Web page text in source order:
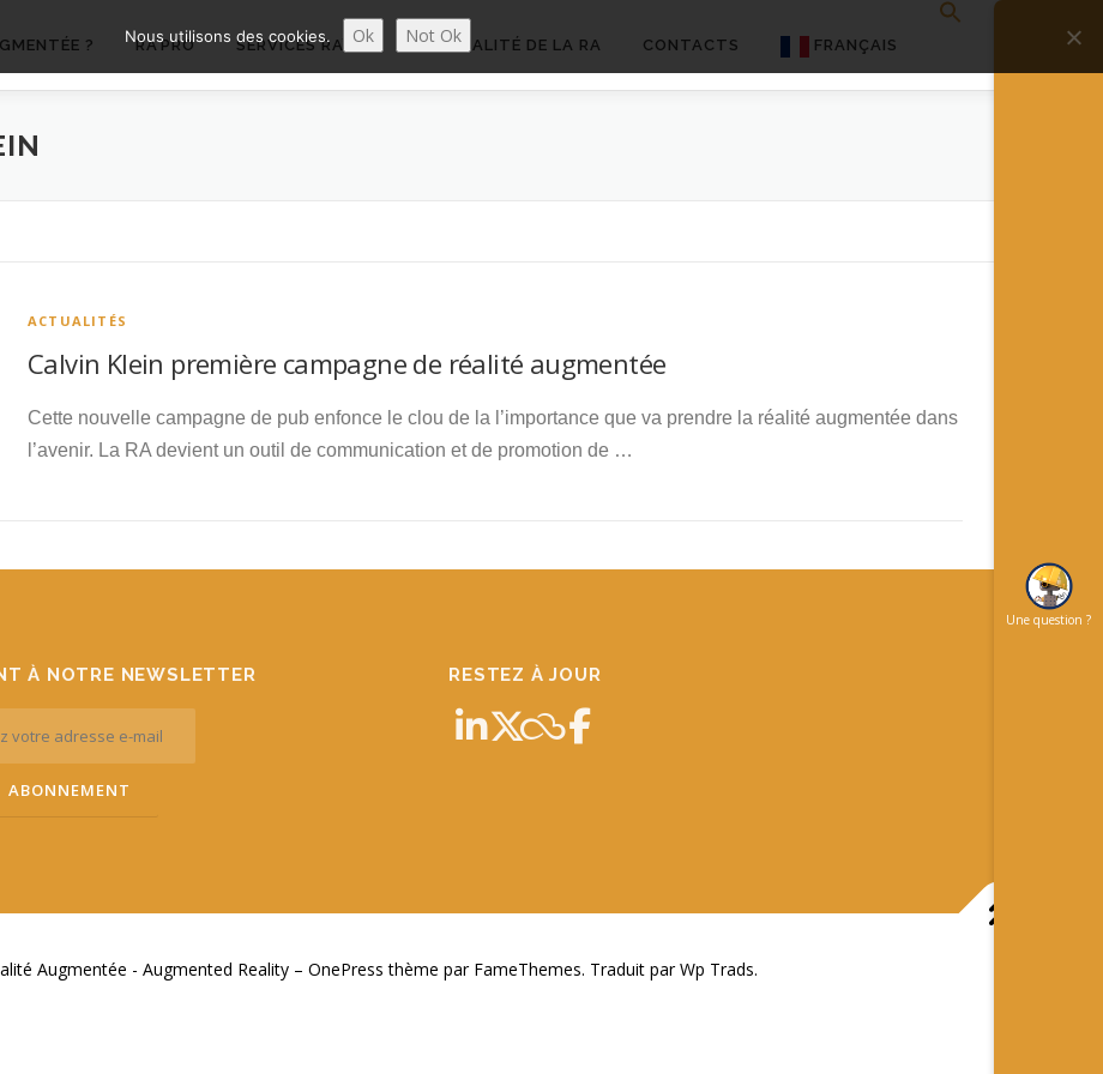
? RA’PRO SERVICES RA’PRO ACTUALITÉ DE LA RA CONTACTS FRANÇAIS
ACTUALITÉS
Calvin Klein première campagne de réalité augmentée
Cette nouvelle campagne de pub enfonce le clou de la l’importance que va prendre la réalité augmentée dans
l’avenir. La RA devient un outil de communication et de promotion de …
À NOTRE NEWSLETTER RESTEZ À JOUR
Augmentée - Augmented Reality – OnePress thème par FameThemes. Traduit par Wp Trads.
Une question ?
Nous utilisons des cookies. Ok Not Ok